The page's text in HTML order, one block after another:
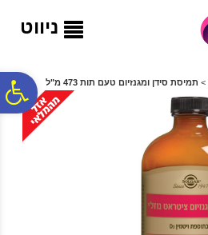
ניווט
> תמיסת סידן ומגנזיום טעם תות 473 מ"ל